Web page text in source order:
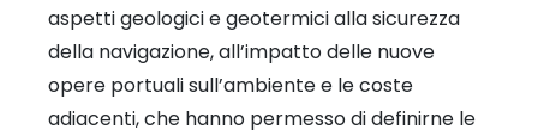
aspetti geologici e geotermici alla sicurezza
della navigazione, all’impatto delle nuove
opere portuali sull’ambiente e le coste
adiacenti, che hanno permesso di definirne le